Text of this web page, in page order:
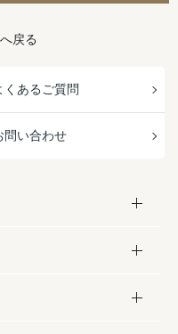
戻る
くあるご質問
問い合わせ